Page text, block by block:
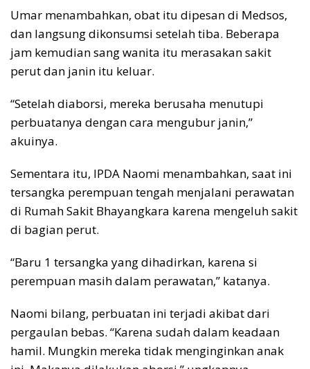
Umar menambahkan, obat itu dipesan di Medsos,
dan langsung dikonsumsi setelah tiba. Beberapa
jam kemudian sang wanita itu merasakan sakit
perut dan janin itu keluar.
“Setelah diaborsi, mereka berusaha menutupi
perbuatanya dengan cara mengubur janin,”
akuinya.
Sementara itu, IPDA Naomi menambahkan, saat ini
tersangka perempuan tengah menjalani perawatan
di Rumah Sakit Bhayangkara karena mengeluh sakit
di bagian perut.
“Baru 1 tersangka yang dihadirkan, karena si
perempuan masih dalam perawatan,” katanya.
Naomi bilang, perbuatan ini terjadi akibat dari
pergaulan bebas. “Karena sudah dalam keadaan
hamil. Mungkin mereka tidak menginginkan anak